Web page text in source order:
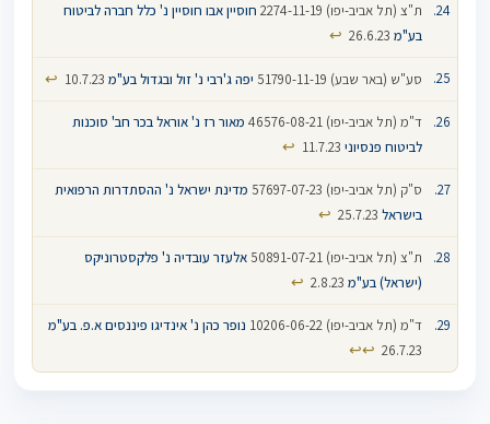
ת"צ (תל אביב-יפו) 2274-11-19
חוסיין אבו חוסיין נ' כלל חברה לביטוח
בע"מ
↩
סע"ש (באר שבע) 51790-11-19 יפה ג'רבי נ' זול ובגדול בע"מ ↩
ד"מ (תל אביב-יפו) 46576-08-21
מאור רז נ' אוראל בכר חב' סוכנות
לביטוח פנסיוני
↩
ס"ק (תל אביב-יפו) 57697-07-23
מדינת ישראל נ' ההסתדרות הרפואית
בישראל
↩
ת"צ (תל אביב-יפו) 50891-07-21
אלעזר עובדיה נ' פלקסטרוניקס
(ישראל) בע"מ
↩
ד"מ (תל אביב-יפו) 10206-06-22
נופר כהן נ' אינדיגו פיננסים א.פ. בע"מ
26.7.23
↩
↩